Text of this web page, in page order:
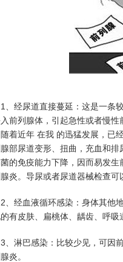
经尿道直接蔓延：这是一条较
前列腺体，引起急性或者慢
着近年 在我 的迅猛发展，已
部尿道变形、扭曲，充血和
的免疫能力下降，因而易发
炎。导尿或者尿道器械检查可
经血液循环感染：身体其他地
有皮肤、扁桃体、龋齿、呼吸
淋巴感染：比较少见，可因前
炎。